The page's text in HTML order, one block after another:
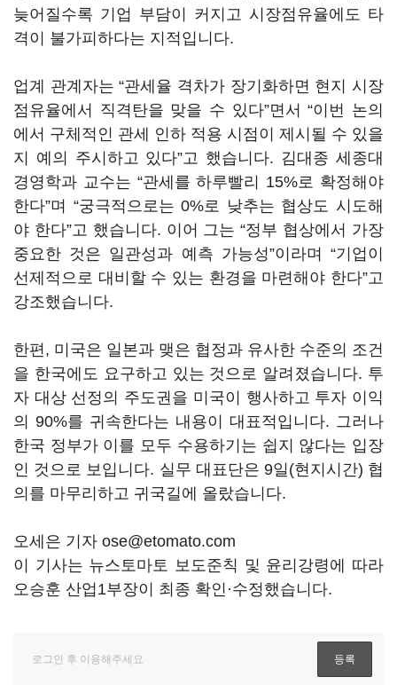
늦어질수록 기업 부담이 커지고 시장점유율에도 타
격이 불가피하다는 지적입니다.
업계 관계자는 “관세율 격차가 장기화하면 현지 시장
점유율에서 직격탄을 맞을 수 있다”면서 “이번 논의
에서 구체적인 관세 인하 적용 시점이 제시될 수 있을
지 예의 주시하고 있다”고 했습니다. 김대종 세종대
경영학과 교수는 “관세를 하루빨리 15%로 확정해야
한다”며 “궁극적으로는 0%로 낮추는 협상도 시도해
야 한다”고 했습니다. 이어 그는 “정부 협상에서 가장
중요한 것은 일관성과 예측 가능성”이라며 “기업이
선제적으로 대비할 수 있는 환경을 마련해야 한다”고
강조했습니다.
한편, 미국은 일본과 맺은 협정과 유사한 수준의 조건
을 한국에도 요구하고 있는 것으로 알려졌습니다. 투
자 대상 선정의 주도권을 미국이 행사하고 투자 이익
의 90%를 귀속한다는 내용이 대표적입니다. 그러나
한국 정부가 이를 모두 수용하기는 쉽지 않다는 입장
인 것으로 보입니다. 실무 대표단은 9일(현지시간) 협
의를 마무리하고 귀국길에 올랐습니다.
오세은 기자 ose@etomato.com
이 기사는 뉴스토마토 보도준칙 및 윤리강령에 따라
오승훈 산업1부장이 최종 확인·수정했습니다.